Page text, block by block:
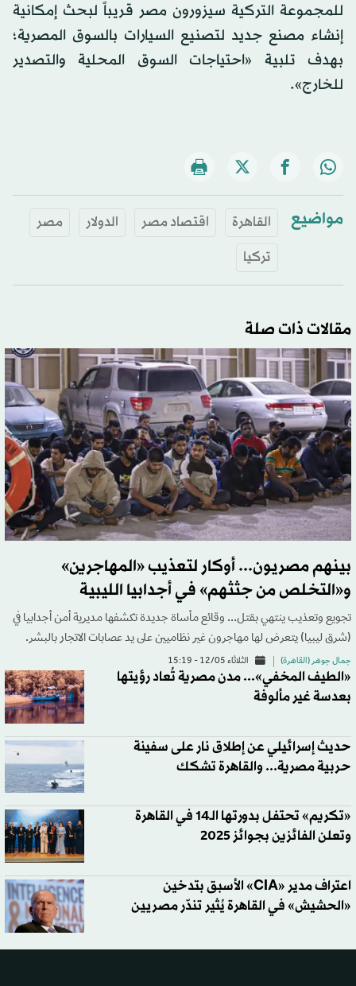
للمجموعة التركية سيزورون مصر قريباً لبحث إمكانية
إنشاء مصنع جديد لتصنيع السيارات بالسوق المصرية؛
بهدف تلبية «احتياجات السوق المحلية والتصدير
للخارج».
مواضيع القاهرة اقتصاد مصر الدولار
مصر
تركيا
مقالات ذات صلة
بينهم مصريون... أوكار لتعذيب «المهاجرين»
و«التخلص من جثثهم» في أجدابيا الليبية
تجويع وتعذيب ينتهي بقتل... وقائع مأساة جديدة تكشفها مديرية أمن أجدابيا في
(شرق ليبيا) يتعرض لها مهاجرون غير نظاميين على يد عصابات الاتجار بالبشر.
جمال جوهر (القاهرة) الثلاثاء 12/05 - 15:19
«الطيف المخفي»... مدن مصرية تُعاد رؤيتها
بعدسة غير مألوفة
حديث إسرائيلي عن إطلاق نار على سفينة
حربية مصرية... والقاهرة تشكك
«تكريم» تحتفل بدورتها الـ14 في القاهرة
وتعلن الفائزين بجوائز 2025
اعتراف مدير «CIA» الأسبق بتدخين
«الحشيش» في القاهرة يُثير تندّر مصريين